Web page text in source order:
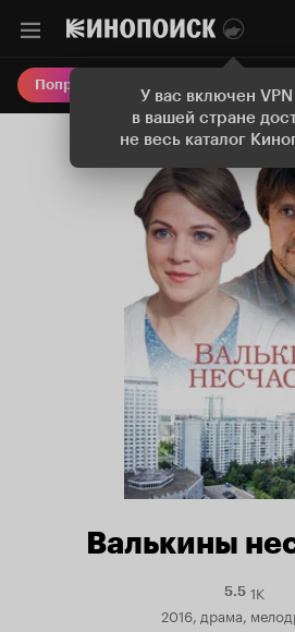
У вас включен
в вашей стране
не весь каталог
Попробовать Плюс
Валькины
5.5Рейтинг
1K
2016, драма,